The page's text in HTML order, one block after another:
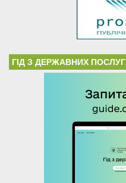
ГІД З ДЕРЖАВНИХ ПОСЛУГ